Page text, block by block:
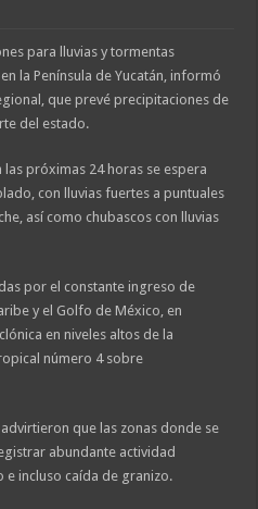
para lluvias y tormentas
la Península de Yucatán, informó
que prevé precipitaciones de
del estado.
próximas 24 horas se espera
con lluvias fuertes a puntuales
así como chubascos con lluvias
por el constante ingreso de
y el Golfo de México, en
en niveles altos de la
número 4 sobre
que las zonas donde se
abundante actividad
e incluso caída de granizo.